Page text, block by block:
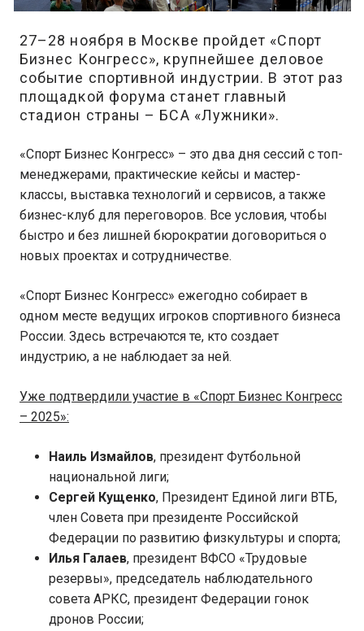
27–28 ноября в Москве пройдет «Спорт
Бизнес Конгресс», крупнейшее деловое
событие спортивной индустрии. В этот раз
площадкой форума станет главный
стадион страны – БСА «Лужники».
«Спорт Бизнес Конгресс» – это два дня сессий с топ-
менеджерами, практические кейсы и мастер-
классы, выставка технологий и сервисов, а также
бизнес-клуб для переговоров. Все условия, чтобы
быстро и без лишней бюрократии договориться о
новых проектах и сотрудничестве.
«Спорт Бизнес Конгресс» ежегодно собирает в
одном месте ведущих игроков спортивного бизнеса
России. Здесь встречаются те, кто создает
индустрию, а не наблюдает за ней.
Уже подтвердили участие в «Спорт Бизнес Конгресс
– 2025»:
Наиль Измайлов, президент Футбольной
национальной лиги;
Сергей Кущенко, Президент Единой лиги ВТБ,
член Совета при президенте Российской
Федерации по развитию физкультуры и спорта;
Илья Галаев, президент ВФСО «Трудовые
резервы», председатель наблюдательного
совета АРКС, президент Федерации гонок
дронов России;